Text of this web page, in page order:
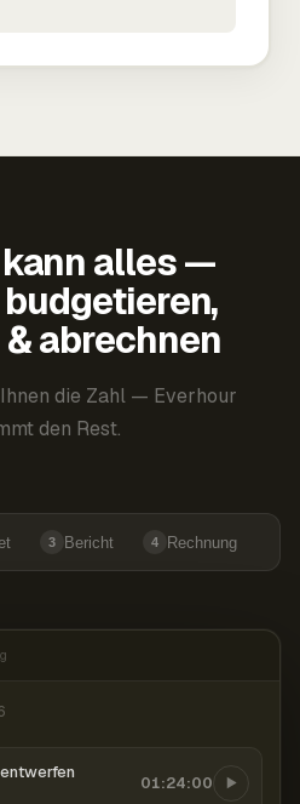
alles —
abrechnen
die Zahl — Everhour
den Rest.
3 Bericht 4 Rechnung
01:24:00